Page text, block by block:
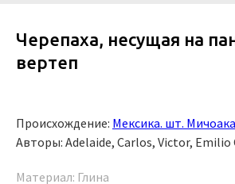
Черепаха, несущая на
вертеп
Происхождение: Мексика. шт.
Авторы: Adelaide, Carlos, Victor, Emilio
Материал: Глина